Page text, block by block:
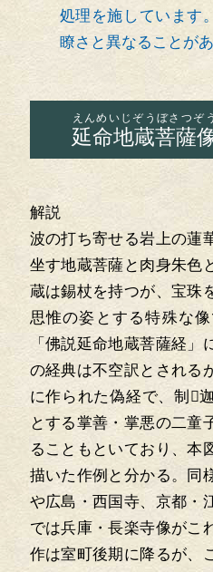
処理を施しています
瞭さと異なることがあ
延命地蔵菩薩
えんめいじぞうぼさつぞう
解説
波の打ち寄せる岩上の蓮
坐す地蔵菩薩と肉身朱色
蔵は錫杖を持つが、宝珠
思惟の姿とする特殊な
「佛説延命地蔵菩薩経」
の経典は不空訳とされる
に作られた偽経で、制
とする掌善・掌悪の二童
ることもといており、本
描いた作例と分かる。同
や広島・西国寺、京都・
では兵庫・長楽寺像がこ
作は室町後期に降るが、